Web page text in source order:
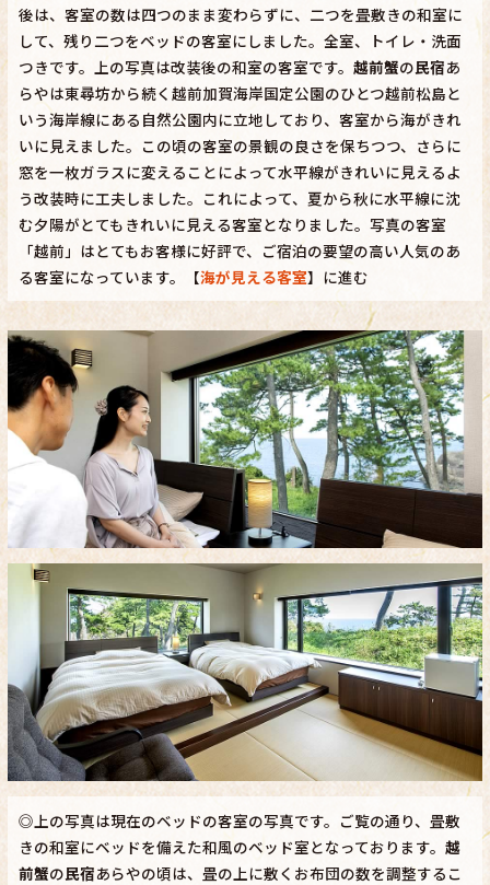
後は、客室の数は四つのまま変わらずに、二つを畳敷きの和室に
して、残り二つをベッドの客室にしました。全室、トイレ・洗面
つきです。上の写真は改装後の和室の客室です。 越前蟹の民宿あ
らやは東尋坊から続く越前加賀海岸国定公園のひとつ越前松島と
いう海岸線にある自然公園内に立地しており、客室から海がきれ
いに見えました。この頃の客室の景観の良さを保ちつつ、さらに
窓を一枚ガラスに変えることによって水平線がきれいに見えるよ
う改装時に工夫しました。これによって、夏から秋に水平線に沈
む夕陽がとてもきれいに見える客室となりました。写真の客室
「越前」はとてもお客様に好評で、ご宿泊の要望の高い人気のあ
る客室になっています。【海が見える客室】に進む
◎上の写真は現在のベッドの客室の写真です。ご覧の通り、畳敷
きの和室にベッドを備えた和風のベッド室となっております。 越
前蟹の民宿あらやの頃は、畳の上に敷くお布団の数を調整するこ